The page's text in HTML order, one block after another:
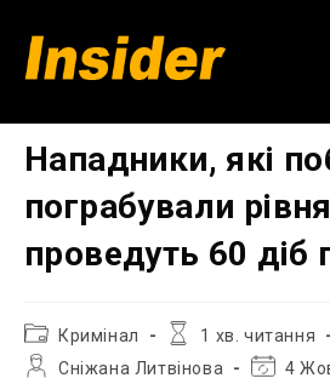
вмісту
Нападники, які
пограбували
проведуть 60 діб
Категорія
запису:
Кримінал
Час
1 хв. читання
АвторСніжана Литвінова
Остання
4